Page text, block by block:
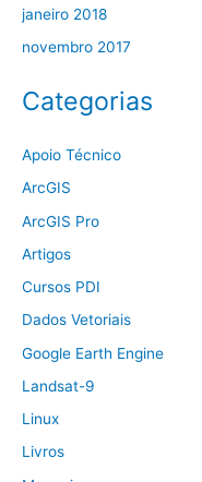
janeiro 2018
novembro 2017
Categorias
Apoio Técnico
ArcGIS
ArcGIS Pro
Artigos
Cursos PDI
Dados Vetoriais
Google Earth Engine
Landsat-9
Linux
Livros